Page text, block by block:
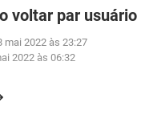
voltar par
mai 2022 às 23:27
2022 às 06:32